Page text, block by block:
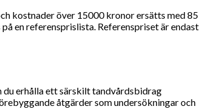
kostnader över 15000 kronor ersätts med 85
en referensprislista. Referenspriset är endast
du erhålla ett särskilt tandvårdsbidrag
åtgärder som undersökningar och